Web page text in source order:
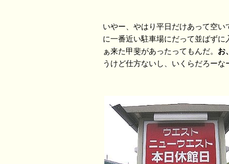
いやー、やはり平日だけあって空
に一番近い駐車場にだって並ばず
ぁ来た甲斐があったってもんだ。 お
うけど仕方ないし、いくらだろーな